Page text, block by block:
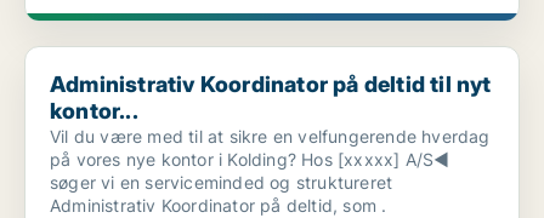
Administrativ Koordinator på deltid til nyt kontor...
Administrativ Koordinator på deltid til nyt
kontor...
Vil du være med til at sikre en velfungerende hverdag
på vores nye kontor i Kolding? Hos [xxxxx] A/S◀
søger vi en serviceminded og struktureret
Administrativ Koordinator på deltid, som .